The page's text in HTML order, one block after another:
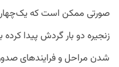
صورتی ممکن است که
زنجیره دو بار گردش پیدا
شدن مراحل و فرایندهای